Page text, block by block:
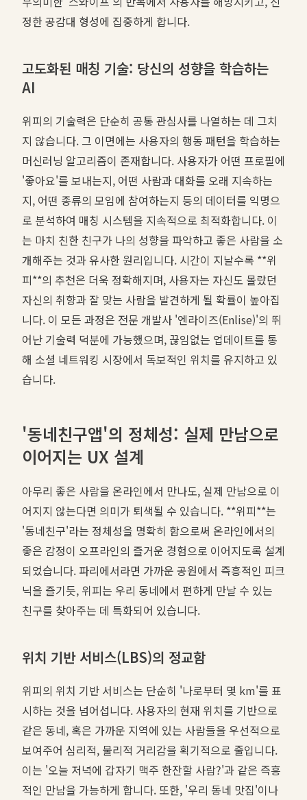
정한 공감대 형성에 집중하게 합니다.
고도화된 매칭 기술: 당신의 성향을 학습하는
AI
위피의 기술력은 단순히 공통 관심사를 나열하는 데 그치
지 않습니다. 그 이면에는 사용자의 행동 패턴을 학습하는
머신러닝 알고리즘이 존재합니다. 사용자가 어떤 프로필에
'좋아요'를 보내는지, 어떤 사람과 대화를 오래 지속하는
지, 어떤 종류의 모임에 참여하는지 등의 데이터를 익명으
로 분석하여 매칭 시스템을 지속적으로 최적화합니다. 이
는 마치 친한 친구가 나의 성향을 파악하고 좋은 사람을 소
개해주는 것과 유사한 원리입니다. 시간이 지날수록 **위
피**의 추천은 더욱 정확해지며, 사용자는 자신도 몰랐던
자신의 취향과 잘 맞는 사람을 발견하게 될 확률이 높아집
니다. 이 모든 과정은 전문 개발사 '엔라이즈(Enlise)'의 뛰
어난 기술력 덕분에 가능했으며, 끊임없는 업데이트를 통
해 소셜 네트워킹 시장에서 독보적인 위치를 유지하고 있
습니다.
'동네친구앱'의 정체성: 실제 만남으로
이어지는 UX 설계
아무리 좋은 사람을 온라인에서 만나도, 실제 만남으로 이
어지지 않는다면 의미가 퇴색될 수 있습니다. **위피**는
'동네친구'라는 정체성을 명확히 함으로써 온라인에서의
좋은 감정이 오프라인의 즐거운 경험으로 이어지도록 설계
되었습니다. 파리에서라면 가까운 공원에서 즉흥적인 피크
닉을 즐기듯, 위피는 우리 동네에서 편하게 만날 수 있는
친구를 찾아주는 데 특화되어 있습니다.
위치 기반 서비스(LBS)의 정교함
위피의 위치 기반 서비스는 단순히 '나로부터 몇 km'를 표
시하는 것을 넘어섭니다. 사용자의 현재 위치를 기반으로
같은 동네, 혹은 가까운 지역에 있는 사람들을 우선적으로
보여주어 심리적, 물리적 거리감을 획기적으로 줄입니다.
이는 '오늘 저녁에 갑자기 맥주 한잔할 사람?'과 같은 즉흥
적인 만남을 가능하게 합니다. 또한, '우리 동네 맛집'이나